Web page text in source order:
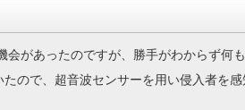
会があったのですが、勝手がわからず何
ので、超音波センサーを用い侵入者を